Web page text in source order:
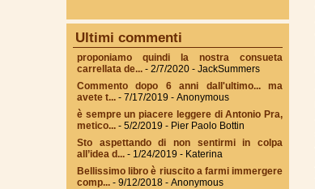
Ultimi commenti
proponiamo quindi la nostra consueta
carrellata de... - 2/7/2020 - JackSummers
Commento dopo 6 anni dall'ultimo... ma
avete t... - 7/17/2019 - Anonymous
è sempre un piacere leggere di Antonio Pra,
metico... - 5/2/2019 - Pier Paolo Bottin
Sto aspettando di non sentirmi in colpa
all’idea d... - 1/24/2019 - Katerina
Bellissimo libro è riuscito a farmi immergere
comp... - 9/12/2018 - Anonymous